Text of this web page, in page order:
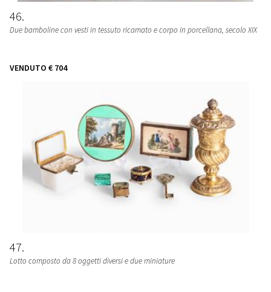
46
Due bamboline con vesti in tessuto ricamato e corpo in porcellana, secolo XIX
VENDUTO € 704
47
Lotto composto da 8 oggetti diversi e due miniature